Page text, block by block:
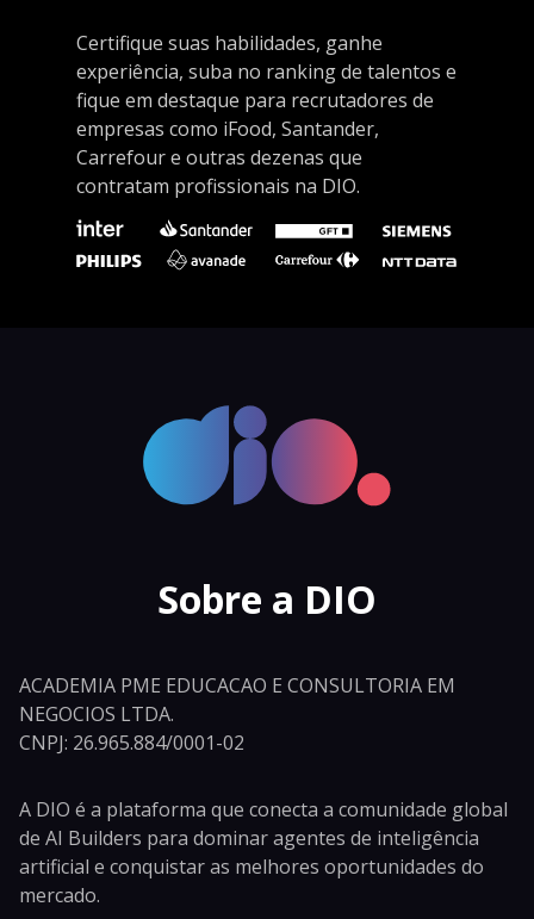
Certifique suas habilidades, ganhe
experiência, suba no ranking de talentos e
fique em destaque para recrutadores de
empresas como iFood, Santander,
Carrefour e outras dezenas que
contratam profissionais na DIO.
Sobre a DIO
ACADEMIA PME EDUCACAO E CONSULTORIA EM
NEGOCIOS LTDA.
CNPJ: 26.965.884/0001-02
A DIO é a plataforma que conecta a comunidade global
de AI Builders para dominar agentes de inteligência
artificial e conquistar as melhores oportunidades do
mercado.